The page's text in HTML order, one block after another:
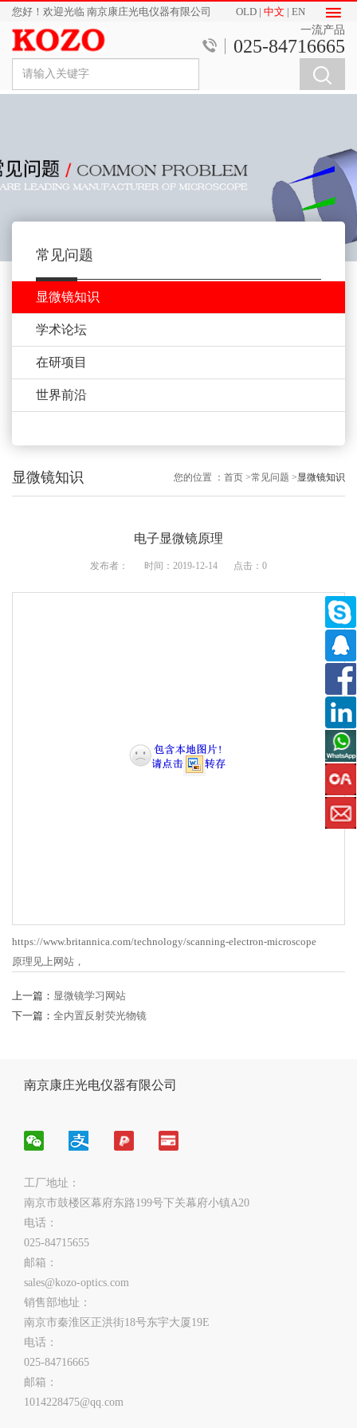
您好！欢迎光临 南京康庄光电仪器有限公司 OLD | 中文 | EN
一流产品
025-84716665
常见问题
显微镜知识
学术论坛
在研项目
世界前沿
显微镜知识 您的位置 ： 首页 >常见问题 >显微镜知识
电子显微镜原理
发布者： 时间：2019-12-14 点击：0
https://www.britannica.com/technology/scanning-electron-microscope
原理见上网站，
上一篇： 显微镜学习网站
下一篇： 全内置反射荧光物镜
南京康庄光电仪器有限公司
工厂地址：
南京市鼓楼区幕府东路199号下关幕府小镇A20
电话：
025-84715655
邮箱：
sales@kozo-optics.com
销售部地址：
南京市秦淮区正洪街18号东宇大厦19E
电话：
025-84716665
邮箱：
1014228475@qq.com